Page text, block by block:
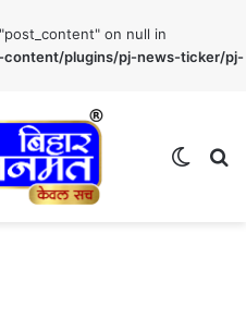
on null in
content/plugins/pj-news-ticker/pj-